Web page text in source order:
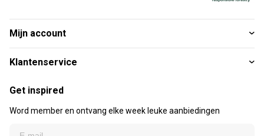
Mijn account
Klantenservice
Get inspired
Word member en ontvang elke week leuke aanbiedingen